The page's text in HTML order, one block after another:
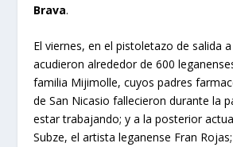
Brava.
El viernes, en el pistoletazo de salida
acudieron alrededor de 600
familia Mijimolle, cuyos padres
de San Nicasio fallecieron durante la
estar trabajando; y a la posterior
Subze, el artista leganense Fran